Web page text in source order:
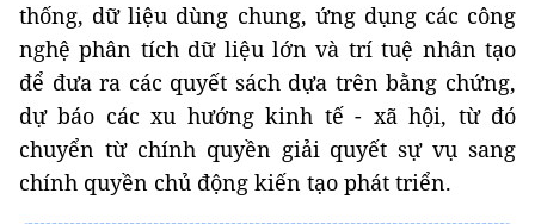
thống, dữ liệu dùng chung, ứng dụng các công
nghệ phân tích dữ liệu lớn và trí tuệ nhân tạo
để đưa ra các quyết sách dựa trên bằng chứng,
dự báo các xu hướng kinh tế - xã hội, từ đó
chuyển từ chính quyền giải quyết sự vụ sang
chính quyền chủ động kiến tạo phát triển.